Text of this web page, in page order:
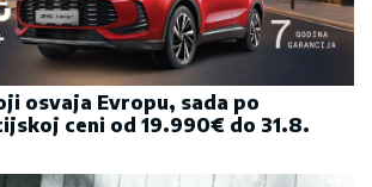
osvaja Evropu, sada po
ceni od 19.990€ do 31.8.